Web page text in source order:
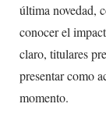
última novedad,
conocer el
claro, titulares
presentar como
momento.